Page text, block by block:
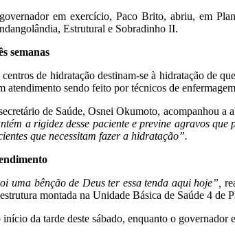
em exercício, Paco Brito, abriu, em
Estrutural e Sobradinho II.
semanas
centros de hidratação destinam-se à hidratação de
atendimento sendo feito por técnicos de
de Saúde, Osnei Okumoto, acompanhou
a rigidez desse paciente e previne agravos
que necessitam fazer a hidratação”.
uma bênção de Deus ter essa tenda aqui hoje”,
montada na Unidade Básica de Saúde 4 de
da tarde deste sábado, enquanto o governador